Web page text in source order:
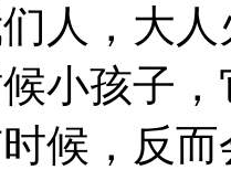
人，大
小孩子
候，反